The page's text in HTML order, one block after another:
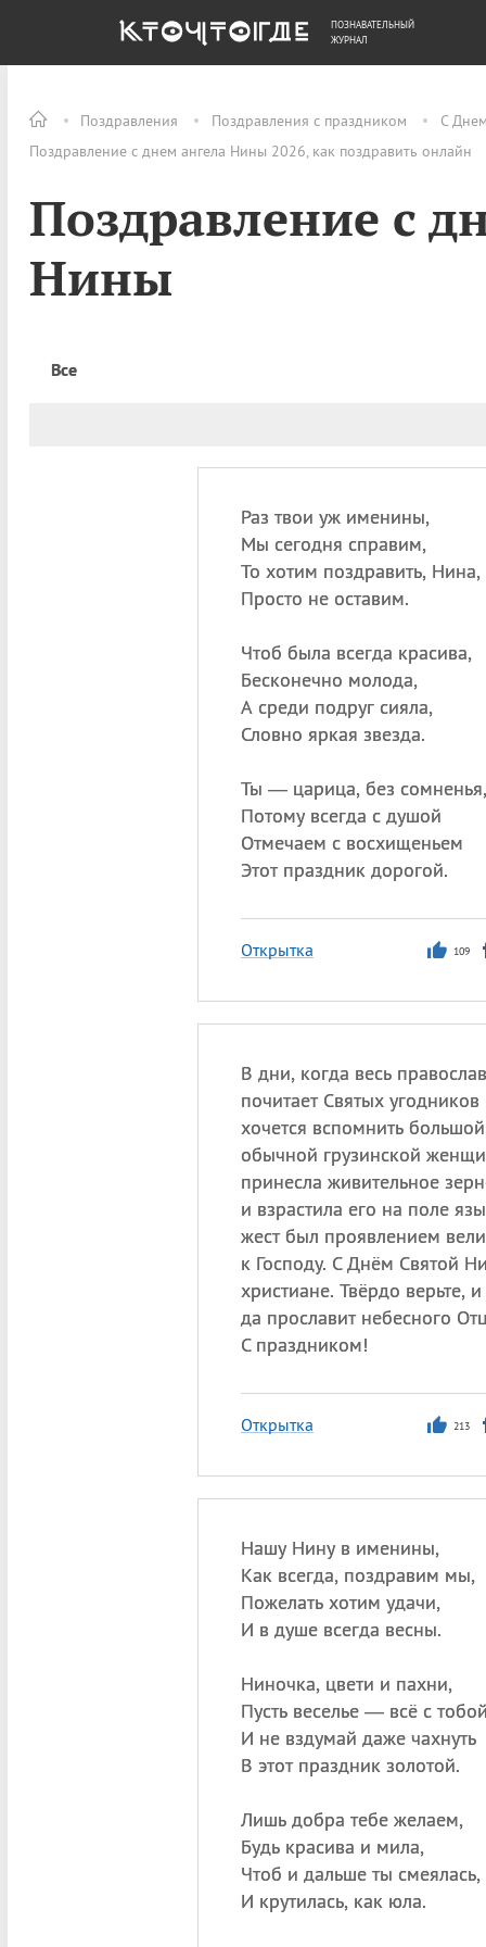
Поздравления Поздравления с праздником
С
Поздравление с днем ангела Нины 2026, как поздравить онлайн
Поздравление с
Нины
Все
Раз твои уж именины,
Мы сегодня справим,
То хотим поздравить, Нина,
Просто не оставим.
Чтоб была всегда красива,
Бесконечно молода,
А среди подруг сияла,
Словно яркая звезда.
Ты — царица, без сомненья,
Потому всегда с душой
Отмечаем с восхищеньем
Этот праздник дорогой.
Открытка 109
В дни, когда весь
почитает Святых
хочется вспомнить
обычной грузинской
принесла живительное
и взрастила его на поле
жест был проявлением
к Господу. С Днём Святой
христиане. Твёрдо верьте,
да прославит небесного
С праздником!
Открытка 213
Нашу Нину в именины,
Как всегда, поздравим мы,
Пожелать хотим удачи,
И в душе всегда весны.
Ниночка, цвети и пахни,
Пусть веселье — всё с
И не вздумай даже чахнуть
В этот праздник золотой.
Лишь добра тебе желаем,
Будь красива и мила,
Чтоб и дальше ты смеялась,
И крутилась, как юла.
ОБЩЕСТВО ДЕНЬГИ
ПОЗНАВАТЕЛЬНЫЙ
ЖУРНАЛ